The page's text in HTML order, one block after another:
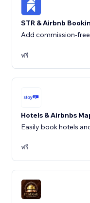
STR & Airbnb
Add commission-
ฟรี
Hotels & Airbnbs
Easily book hotels
ฟรี